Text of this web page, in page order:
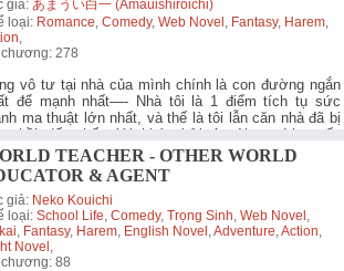
giả: あまうい白一 (amauishiroichi)
loại: Romance ,Comedy,Web Novel Fantasy, Harem
278
vô tư tại nhà của mình chính là con đường ngắn
để mạnh nhất—- Nhà tôi là 1 điểm tích tụ sức
ma thuật lớn nhất, và thế là tôi lẫn căn nhà đã bị
hồi đến thế giới khác bởi 1 vài người muốn
Chi Tiết.
TEACHER - OTHER WORLD
& AGENT
giả: Neko Kouichi
loại:School Life ,Comedy,Trọng Sinh ,Web Novel
Fantasy, Harem English Novel ,Adventure ,Action
Novel
88